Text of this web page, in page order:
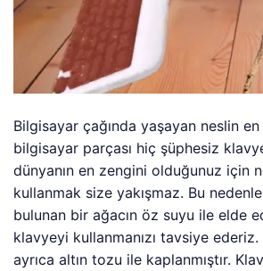
Bilgisayar çağında yaşayan neslin en
bilgisayar parçası hiç şüphesiz
dünyanın en zengini olduğunuz için
kullanmak size yakışmaz. Bu
bulunan bir ağacın öz suyu ile elde
klavyeyi kullanmanızı tavsiye
ayrıca altın tozu ile kaplanmıştır.